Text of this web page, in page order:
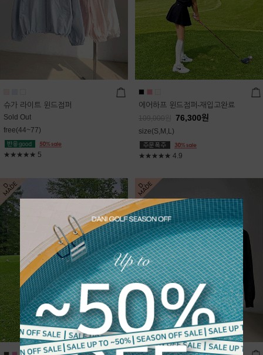
슈가 라이트 윈드점퍼
Sold Out
free(44~77)
★★★★★ 5
에어하프 윈드점퍼-재입고완료
109,000 76,300원
size(S,M,L)
★★★★★ 4.9